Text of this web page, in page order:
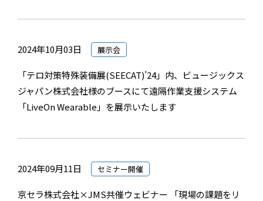
2024年10月03日 展示会
「テロ対策特殊装備展(SEECAT)’24」内、ビュージックス
ジャパン株式会社様のブースにて遠隔作業支援システム
「LiveOn Wearable」を展示いたします
2024年09月11日 セミナー開催
京セラ株式会社×JMS共催ウェビナー 「現場の課題をリ